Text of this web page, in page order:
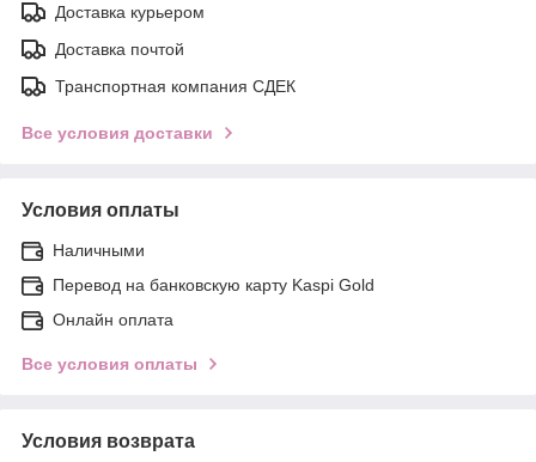
Доставка курьером
Доставка почтой
Транспортная компания СДЕК
Все условия доставки
Условия оплаты
Наличными
Перевод на банковскую карту Kaspi Gold
Онлайн оплата
Все условия оплаты
Условия возврата